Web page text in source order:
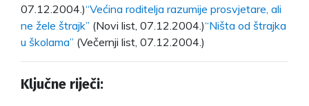
07.12.2004.)“Većina roditelja razumije prosvjetare, ali
ne žele štrajk” (Novi list, 07.12.2004.)“Ništa od štrajka
u školama” (Večernji list, 07.12.2004.)
Ključne riječi: